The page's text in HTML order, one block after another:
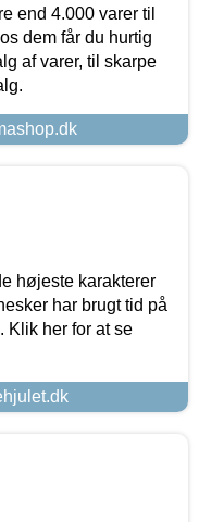
end 4.000 varer til
dem får du hurtig
af varer, til skarpe
højeste karakterer
har brugt tid på
Klik her for at se